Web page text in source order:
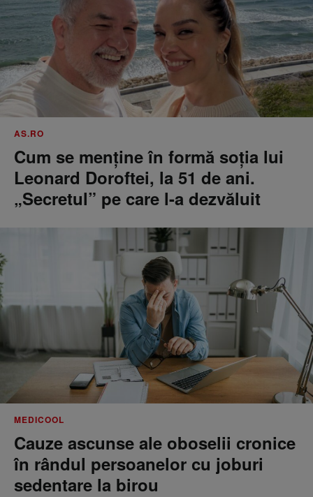
AS.RO
Cum se menţine în formă soţia lui
Leonard Doroftei, la 51 de ani.
„Secretul” pe care l-a dezvăluit
MEDICOOL
Cauze ascunse ale oboselii cronice
în rândul persoanelor cu joburi
sedentare la birou